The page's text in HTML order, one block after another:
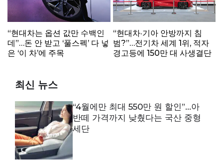
“현대차는 옵션 값만 수백인
데”…돈 안 받고 ‘풀스펙’ 다 넣
은 ‘이 차’에 주목
“현대차·기아 안방까지 침
범?”…전기차 세계 1위, 적자
경고등에 150만 대 사생결단
최신 뉴스
“4월에만 최대 550만 원 할인”…아
반떼 가격까지 낮췄다는 국산 중형
세단